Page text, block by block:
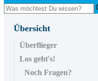
Übersicht
Überflieger
Los geht's!
Noch Fragen?